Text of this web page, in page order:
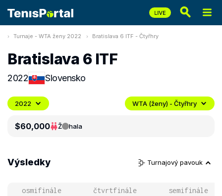
Turnaje - WTA ženy 2022 Bratislava 6 ITF - Čtyřhry
Bratislava 6 ITF
2022 Slovensko
2022 WTA (ženy) - Čtyřhry
$60,000 Ž hala
Výsledky Turnajový pavouk
osmifinále čtvrtfinále semifinále